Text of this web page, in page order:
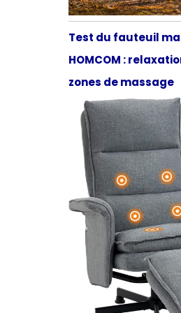
Test du fauteuil
HOMCOM :
zones de massage